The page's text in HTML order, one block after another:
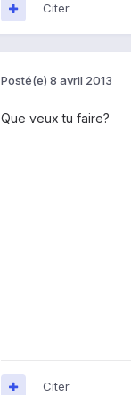
Citer
Posté(e) 8 avril 2013
Que veux tu faire?
Citer